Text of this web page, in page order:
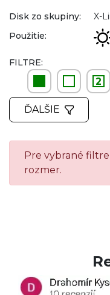
Disk zo skupiny:
X-
Použitie:
FILTRE:
2
ĎALŠIE
Pre vybrané
rozmer.